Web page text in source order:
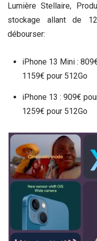
Lumière Stellaire,
stockage allant de
débourser:
iPhone 13 Mini :
1159€ pour 512Go
iPhone 13 : 909€
1259€ pour 512Go